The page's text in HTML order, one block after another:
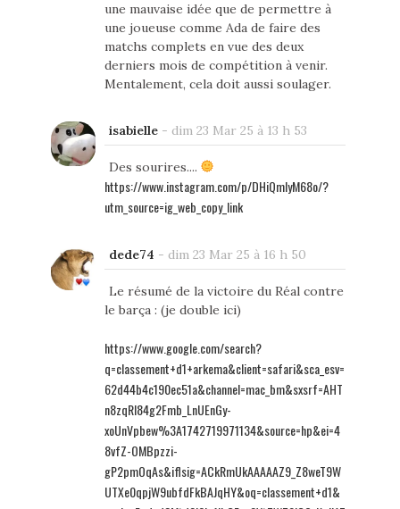
une mauvaise idée que de permettre à
une joueuse comme Ada de faire des
matchs complets en vue des deux
derniers mois de compétition à venir.
Mentalement, cela doit aussi soulager.
isabielle- dim 23 Mar 25 à 13 h 53
Des sourires....
https://www.instagram.com/p/DHiQmlyM68o/?
utm_source=ig_web_copy_link
dede74 - dim 23 Mar 25 à 16 h 50
Le résumé de la victoire du Réal contre
le barça : (je double ici)
https://www.google.com/search?
q=classement+d1+arkema&client=safari&sca_esv=
62d44b4c190ec51a&channel=mac_bm&sxsrf=AHT
n8zqRI84g2Fmb_LnUEnGy-
xoUnVpbew%3A1742719971134&source=hp&ei=4
8vfZ-OMBpzzi-
gP2pmOqAs&iflsig=ACkRmUkAAAAAZ9_Z8weT9W
UTXe0qpjW9ubfdFkBAJqHY&oq=classement+d1&